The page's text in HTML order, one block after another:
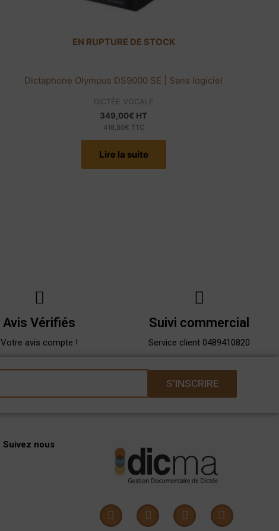
EN RUPTURE DE STOCK
Dictaphone Olympus DS9000 SE | Sans logiciel
DICTÉE VOCALE
349,00€ HT
418,80€ TTC
Lire la suite
Avis Vérifiés
Votre avis compte !
Suivi commercial
Service client 0489410820
S'INSCRIRE
Suivez nous
L
i
Y
o
X
-
F
a